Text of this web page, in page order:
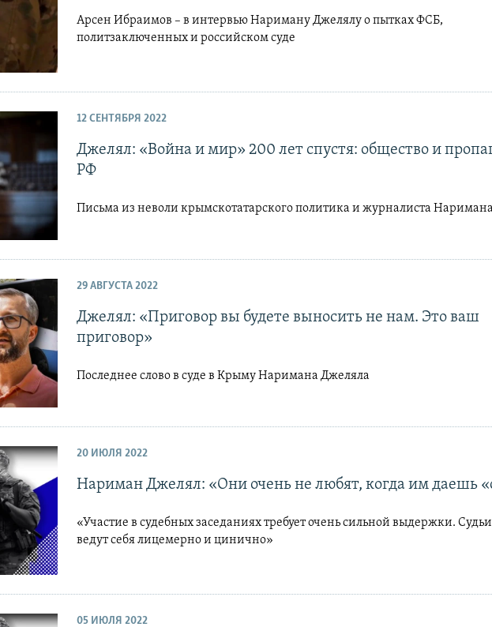
Арсен Ибраимов – в интервью Нариману Джелялу о пытках ФСБ,
политзаключенных и российском суде
12 СЕНТЯБРЯ 2022
Джелял: «Война и мир» 200 лет спустя: общество и
РФ
Письма из неволи крымскотатарского политика и журналиста
29 АВГУСТА 2022
Джелял: «Приговор вы будете выносить не нам. Это ваш
приговор»
Последнее слово в суде в Крыму Наримана Джеляла
20 ИЮЛЯ 2022
Нариман Джелял: «Они очень не любят, когда им даешь
«Участие в судебных заседаниях требует очень сильной выдержки.
ведут себя лицемерно и цинично»
05 ИЮЛЯ 2022